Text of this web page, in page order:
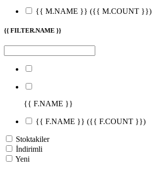
{{ M.NAME }} ({{ M.COUNT }})
{{ FILTER.NAME }}
{{ F.NAME }}
{{ F.NAME }} ({{ F.COUNT }})
Stoktakiler
İndirimli
Yeni